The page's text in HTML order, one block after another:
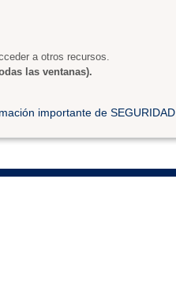
a otros recursos.
las ventanas).
importante de SEGURIDAD